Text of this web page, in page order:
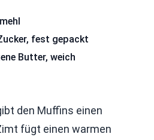
fest gepackt
Butter, weich
den Muffins einen
fügt einen warmen